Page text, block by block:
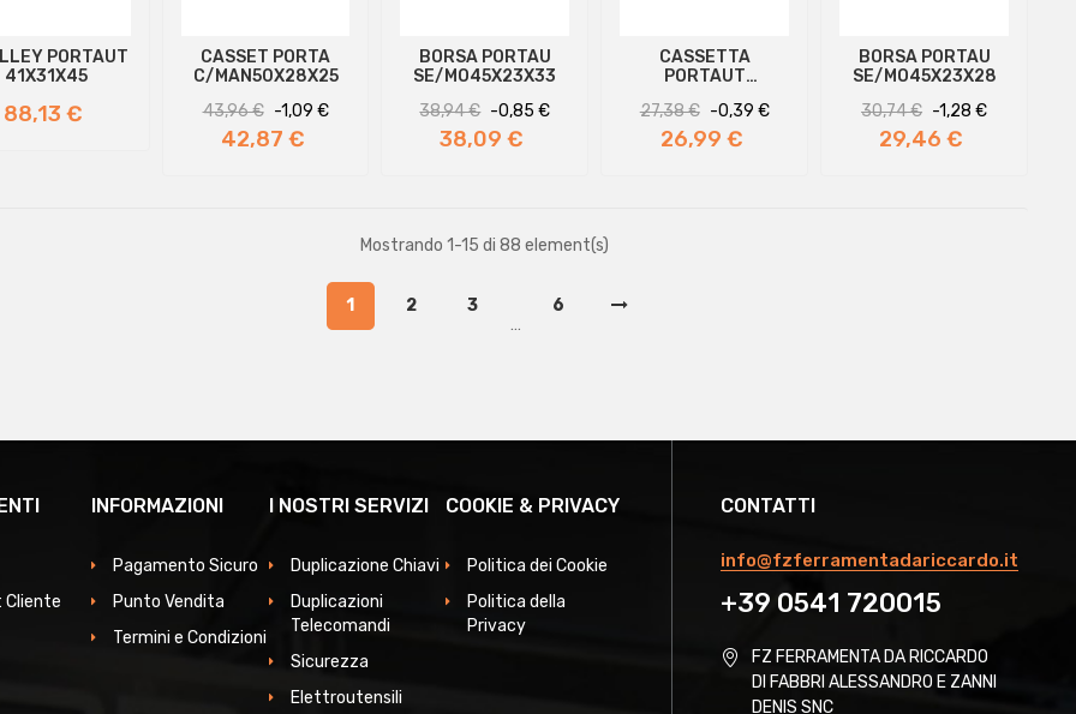
PORTAUT
41X31X45
Prezzo
88,13 €
CASSET PORTA
C/MAN50X28X25
Prezzo
regolare
43,96 € -1,09 €Prezzo
42,87 €
BORSA PORTAU
SE/MO45X23X33
Prezzo
regolare
38,94 € -0,85 €Prezzo
38,09 €
CASSETTA
PORTAUT
Prezzo
regolare
27,38 € -0,39 €Prezzo
26,99 €
BORSA PORTAU
SE/MO45X23X28
Prezzo
regolare
30,74 € -1,28 €Prezzo
29,46 €
Mostrando 1-15 di 88 element(s)
1 2
3
…
6
CONTATTI
info@fzferramentadariccardo.it
+39 0541 720015
FZ FERRAMENTA DA RICCARDO
DI FABBRI ALESSANDRO E ZANNI
DENIS SNC
Cliente
INFORMAZIONI
Pagamento Sicuro
Punto Vendita
Termini e Condizioni
I NOSTRI SERVIZI
Duplicazione Chiavi
Duplicazioni
Telecomandi
Sicurezza
Elettroutensili
COOKIE & PRIVACY
Politica dei Cookie
Politica della
Privacy